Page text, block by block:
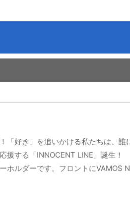
「好き」を追いかける私たちは、誰
援する「INNOCENT LINE」誕生！
ホルダーです。フロントにVAMOS